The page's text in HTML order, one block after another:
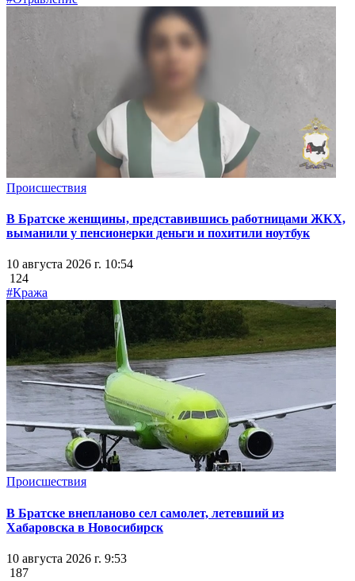
Происшествия
В Братске женщины, представившись работницами ЖКХ,
выманили у пенсионерки деньги и похитили ноутбук
10 августа 2026 г. 10:54
124
#Кража
Происшествия
В Братске внепланово сел самолет, летевший из
Хабаровска в Новосибирск
10 августа 2026 г. 9:53
187